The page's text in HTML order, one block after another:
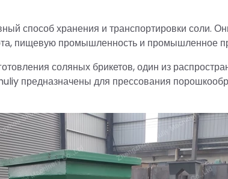
способ хранения и транспортировки соли.
пищевую промышленность и промышленное
соляных брикетов, один из
предназначены для прессования